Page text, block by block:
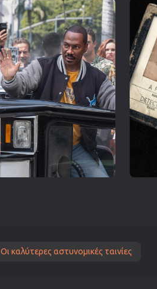
Οι καλύτερες αστυνομικές ταινίες